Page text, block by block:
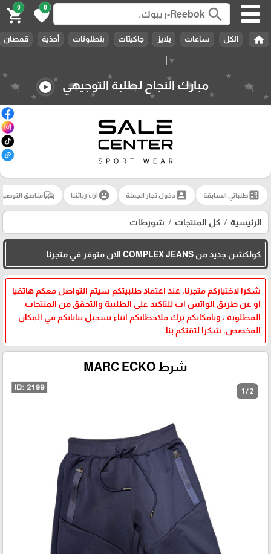
▼
search
0
favorite
0
shopping_cart
home الكل ساعات بلايز جاكيتات بنطلونات أحذية قمصان
مبارك النجاح لطلبة التوجيهي play_circle
ballotطلباتي السابقة account_box دخول تجار الجملة emoji_emotionsآراء زبائننا commuteمناطق
الرئيسية كل المنتجات شورطات
كولكشن جديد من COMPLEX JEANS الان متوفر في متجرنا
شكرا لاختياركم متجرنا، عند اعتماد طلبيتكم سيتم التواصل معكم هاتفيا
او عن طريق الواتس اب للتاكيد على الطلبية والتحقق من المنتجات
المطلوبة ، وبامكانكم ترك ملاحظاتكم اثناء تسجيل بياناتكم في المكان
المخصص، شكرا لثقتكم بنا
شرط MARC ECKO
1 / 2